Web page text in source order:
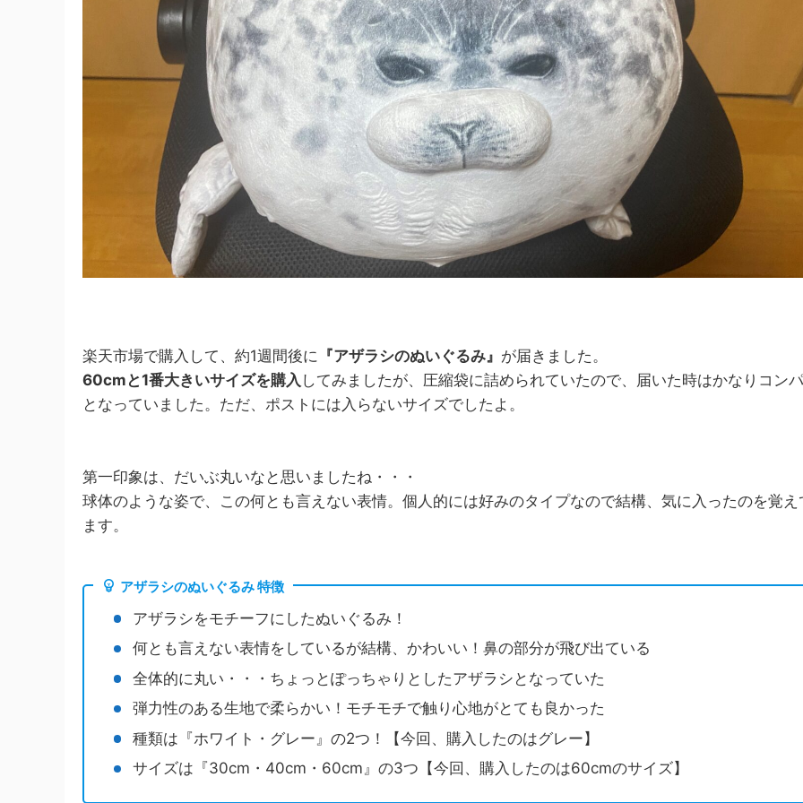
楽天市場で購入して、約1週間後に 『アザラシのぬいぐるみ』 が届きました。
60cmと1番大きいサイズを購入 してみましたが、圧縮袋に詰められていたので、届いた時はかなりコン
となっていました。ただ、ポストには入らないサイズでしたよ。
第一印象は、だいぶ丸いなと思いましたね・・・
球体のような姿で、この何とも言えない表情。個人的には好みのタイプなので結構、気に入ったのを覚え
ます。
アザラシのぬいぐるみ 特徴
アザラシをモチーフにしたぬいぐるみ！
何とも言えない表情をしているが結構、かわいい！鼻の部分が飛び出ている
全体的に丸い・・・ちょっとぽっちゃりとしたアザラシとなっていた
弾力性のある生地で柔らかい！モチモチで触り心地がとても良かった
種類は『ホワイト・グレー』の2つ！【今回、購入したのはグレー】
サイズは『30cm・40cm・60cm』の3つ【今回、購入したのは60cmのサイズ】